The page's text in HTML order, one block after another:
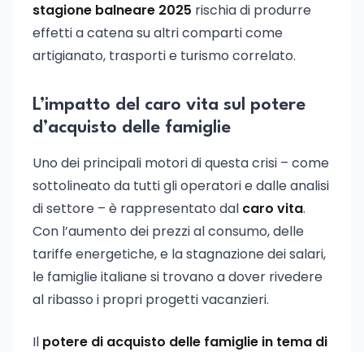
stagione balneare 2025 rischia di produrre
effetti a catena su altri comparti come
artigianato, trasporti e turismo correlato.
L’impatto del caro vita sul potere
d’acquisto delle famiglie
Uno dei principali motori di questa crisi – come
sottolineato da tutti gli operatori e dalle analisi
di settore – è rappresentato dal caro vita.
Con l’aumento dei prezzi al consumo, delle
tariffe energetiche, e la stagnazione dei salari,
le famiglie italiane si trovano a dover rivedere
al ribasso i propri progetti vacanzieri.
Il potere di acquisto delle famiglie in tema di